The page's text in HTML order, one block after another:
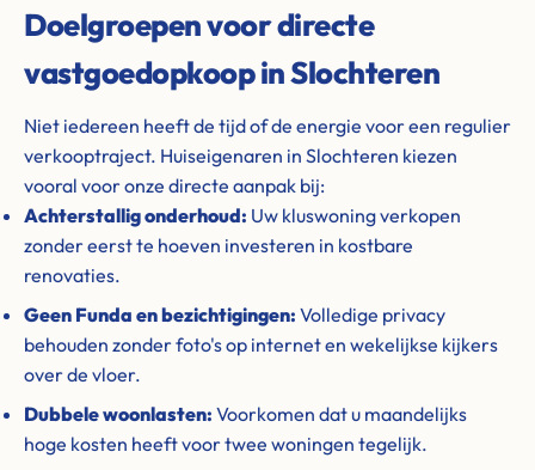
Doelgroepen voor directe
vastgoedopkoop in Slochteren
Niet iedereen heeft de tijd of de energie voor een regulier
verkooptraject. Huiseigenaren in Slochteren kiezen
vooral voor onze directe aanpak bij:
Achterstallig onderhoud: Uw kluswoning verkopen
zonder eerst te hoeven investeren in kostbare
renovaties.
Geen Funda en bezichtigingen: Volledige privacy
behouden zonder foto's op internet en wekelijkse kijkers
over de vloer.
Dubbele woonlasten: Voorkomen dat u maandelijks
hoge kosten heeft voor twee woningen tegelijk.